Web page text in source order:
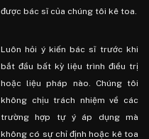
được bác sĩ của chúng tôi kê toa.
Luôn hỏi ý kiến ​​bác sĩ trước khi
bắt đầu bất kỳ liệu trình điều trị
hoặc liệu pháp nào. Chúng tôi
không chịu trách nhiệm về các
trường hợp tự ý áp dụng mà
không có sự chỉ định hoặc kê toa